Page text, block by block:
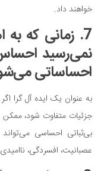
خواهند داد.
7. زمانی که
نمی‌رسید
احساساتی
به عنوان یک ایده آل گرا
جزئیات متفاوت شود،
بی‌ثباتی احساسی
عصبانیت، افسردگی،